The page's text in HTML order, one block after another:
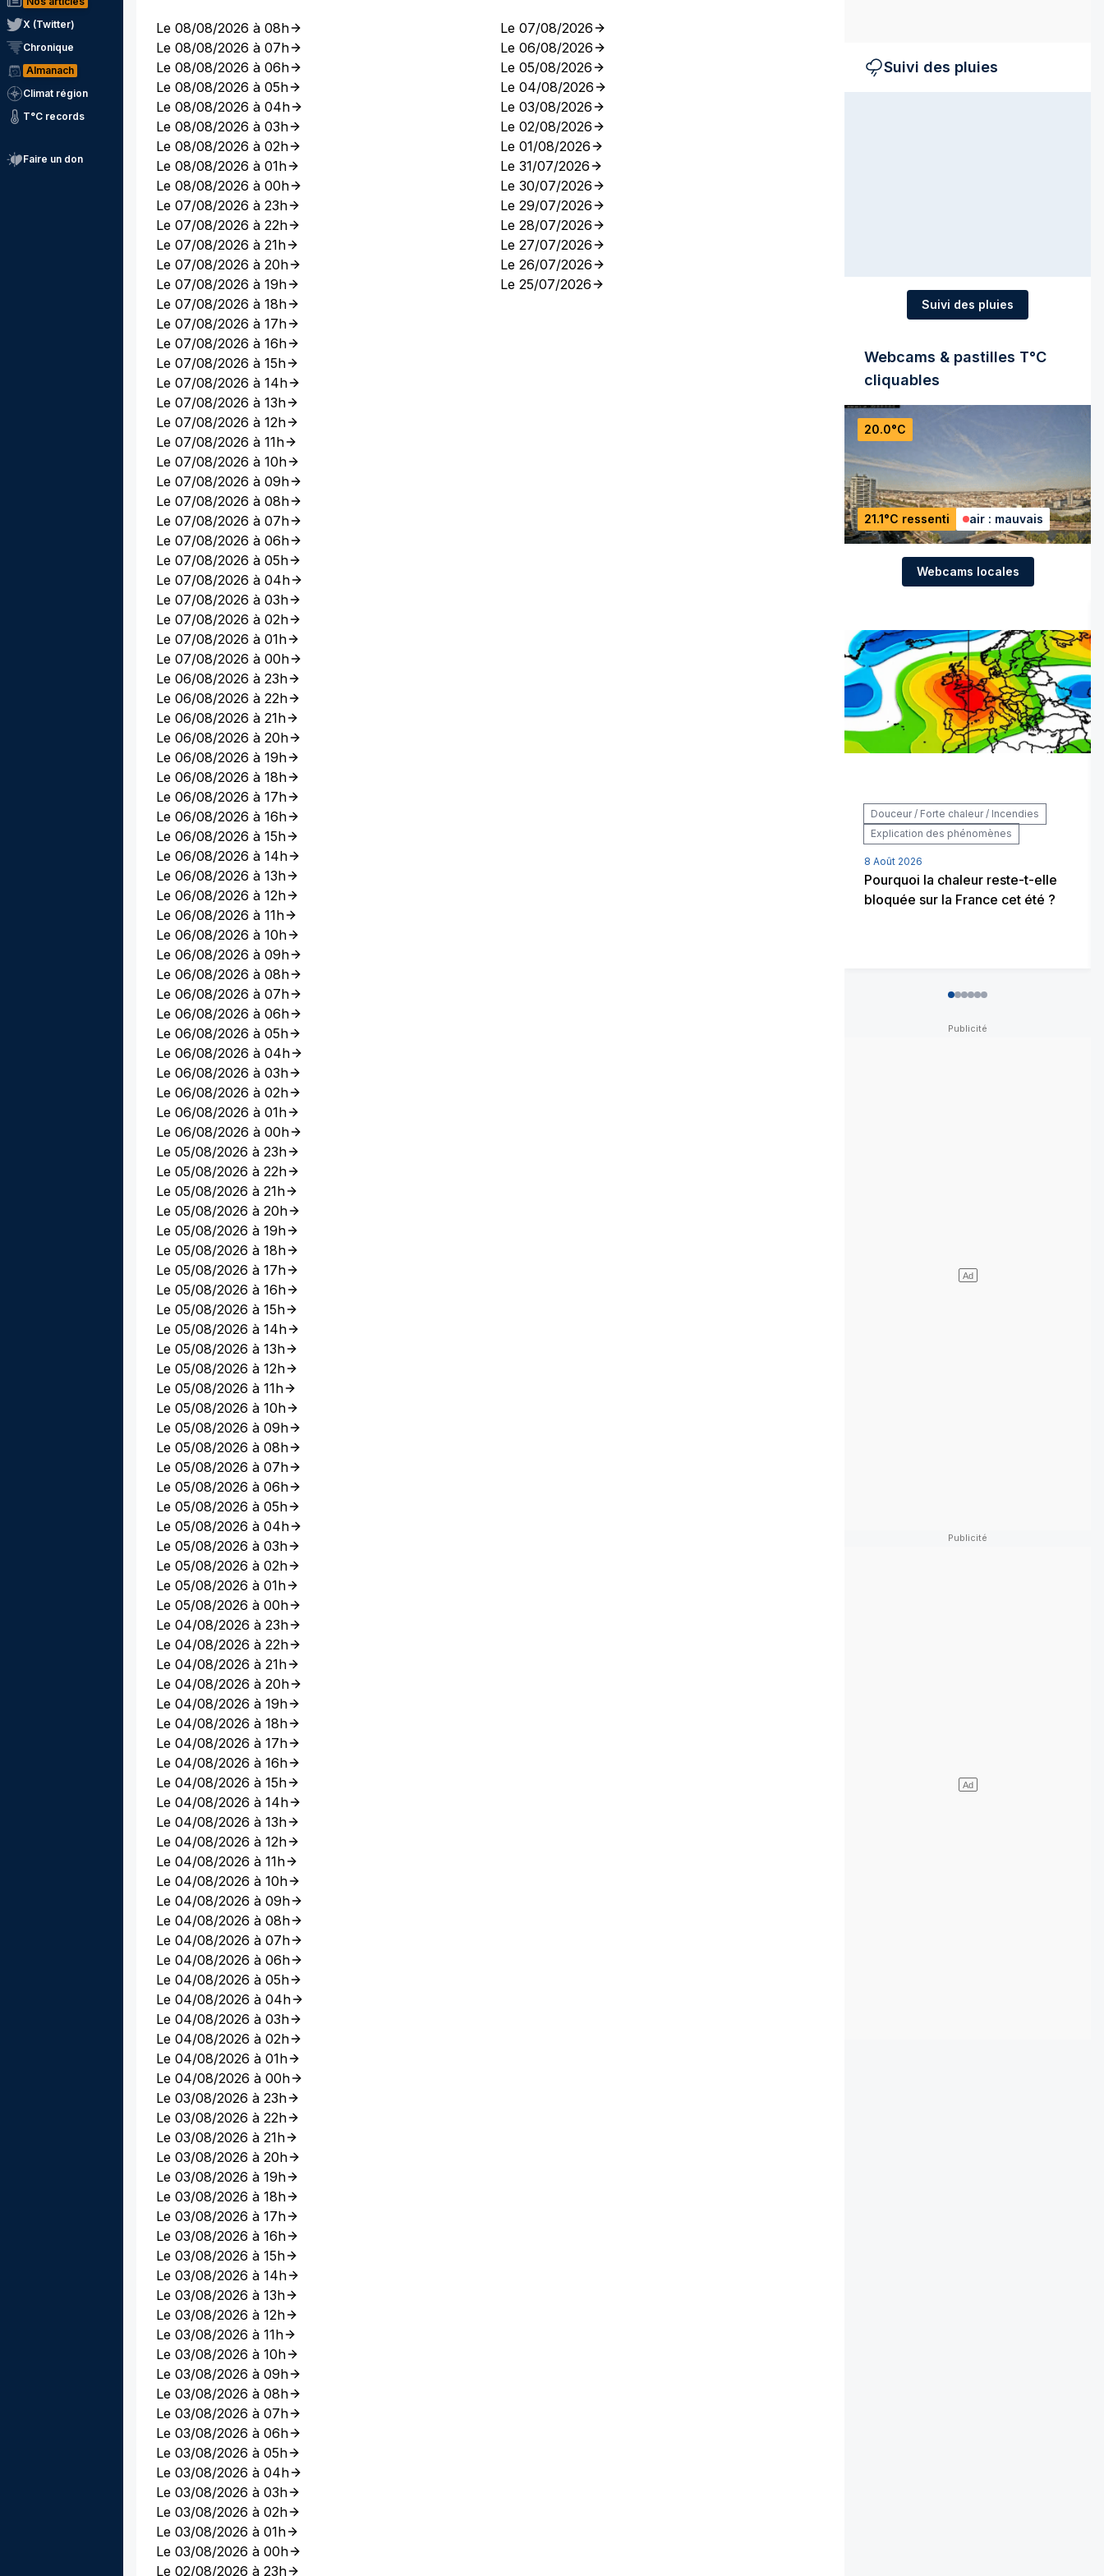
X (Twitter)
Chronique
Almanach
Climat région
T°C records
Faire un don
Le 08/08/2026 à 08h
Le 08/08/2026 à 07h
Le 08/08/2026 à 06h
Le 08/08/2026 à 05h
Le 08/08/2026 à 04h
Le 08/08/2026 à 03h
Le 08/08/2026 à 02h
Le 08/08/2026 à 01h
Le 08/08/2026 à 00h
Le 07/08/2026 à 23h
Le 07/08/2026 à 22h
Le 07/08/2026 à 21h
Le 07/08/2026 à 20h
Le 07/08/2026 à 19h
Le 07/08/2026 à 18h
Le 07/08/2026 à 17h
Le 07/08/2026 à 16h
Le 07/08/2026 à 15h
Le 07/08/2026 à 14h
Le 07/08/2026 à 13h
Le 07/08/2026 à 12h
Le 07/08/2026 à 11h
Le 07/08/2026 à 10h
Le 07/08/2026 à 09h
Le 07/08/2026 à 08h
Le 07/08/2026 à 07h
Le 07/08/2026 à 06h
Le 07/08/2026 à 05h
Le 07/08/2026 à 04h
Le 07/08/2026 à 03h
Le 07/08/2026 à 02h
Le 07/08/2026 à 01h
Le 07/08/2026 à 00h
Le 06/08/2026 à 23h
Le 06/08/2026 à 22h
Le 06/08/2026 à 21h
Le 06/08/2026 à 20h
Le 06/08/2026 à 19h
Le 06/08/2026 à 18h
Le 06/08/2026 à 17h
Le 06/08/2026 à 16h
Le 06/08/2026 à 15h
Le 06/08/2026 à 14h
Le 06/08/2026 à 13h
Le 06/08/2026 à 12h
Le 06/08/2026 à 11h
Le 06/08/2026 à 10h
Le 06/08/2026 à 09h
Le 06/08/2026 à 08h
Le 06/08/2026 à 07h
Le 06/08/2026 à 06h
Le 06/08/2026 à 05h
Le 06/08/2026 à 04h
Le 06/08/2026 à 03h
Le 06/08/2026 à 02h
Le 06/08/2026 à 01h
Le 06/08/2026 à 00h
Le 05/08/2026 à 23h
Le 05/08/2026 à 22h
Le 05/08/2026 à 21h
Le 05/08/2026 à 20h
Le 05/08/2026 à 19h
Le 05/08/2026 à 18h
Le 05/08/2026 à 17h
Le 05/08/2026 à 16h
Le 05/08/2026 à 15h
Le 05/08/2026 à 14h
Le 05/08/2026 à 13h
Le 05/08/2026 à 12h
Le 05/08/2026 à 11h
Le 05/08/2026 à 10h
Le 05/08/2026 à 09h
Le 05/08/2026 à 08h
Le 05/08/2026 à 07h
Le 05/08/2026 à 06h
Le 05/08/2026 à 05h
Le 05/08/2026 à 04h
Le 05/08/2026 à 03h
Le 05/08/2026 à 02h
Le 05/08/2026 à 01h
Le 05/08/2026 à 00h
Le 04/08/2026 à 23h
Le 04/08/2026 à 22h
Le 04/08/2026 à 21h
Le 04/08/2026 à 20h
Le 04/08/2026 à 19h
Le 04/08/2026 à 18h
Le 04/08/2026 à 17h
Le 04/08/2026 à 16h
Le 04/08/2026 à 15h
Le 04/08/2026 à 14h
Le 04/08/2026 à 13h
Le 04/08/2026 à 12h
Le 04/08/2026 à 11h
Le 04/08/2026 à 10h
Le 04/08/2026 à 09h
Le 04/08/2026 à 08h
Le 04/08/2026 à 07h
Le 04/08/2026 à 06h
Le 04/08/2026 à 05h
Le 04/08/2026 à 04h
Le 04/08/2026 à 03h
Le 04/08/2026 à 02h
Le 04/08/2026 à 01h
Le 04/08/2026 à 00h
Le 03/08/2026 à 23h
Le 03/08/2026 à 22h
Le 03/08/2026 à 21h
Le 03/08/2026 à 20h
Le 03/08/2026 à 19h
Le 03/08/2026 à 18h
Le 03/08/2026 à 17h
Le 03/08/2026 à 16h
Le 03/08/2026 à 15h
Le 03/08/2026 à 14h
Le 03/08/2026 à 13h
Le 03/08/2026 à 12h
Le 03/08/2026 à 11h
Le 03/08/2026 à 10h
Le 03/08/2026 à 09h
Le 03/08/2026 à 08h
Le 03/08/2026 à 07h
Le 03/08/2026 à 06h
Le 03/08/2026 à 05h
Le 03/08/2026 à 04h
Le 03/08/2026 à 03h
Le 03/08/2026 à 02h
Le 03/08/2026 à 01h
Le 03/08/2026 à 00h
Le 02/08/2026 à 23h
Le 07/08/2026
Le 06/08/2026
Le 05/08/2026
Le 04/08/2026
Le 03/08/2026
Le 02/08/2026
Le 01/08/2026
Le 31/07/2026
Le 30/07/2026
Le 29/07/2026
Le 28/07/2026
Le 27/07/2026
Le 26/07/2026
Le 25/07/2026
Suivi des pluies
Suivi des pluies
Webcams & pastilles T°C
cliquables
20.0°C
21.1°C ressenti air : mauvais
Webcams locales
Douceur / Forte chaleur / Incendies
Explication des phénomènes
8 Août 2026
Pourquoi la chaleur reste-t-elle
bloquée sur la France cet été ?
012345